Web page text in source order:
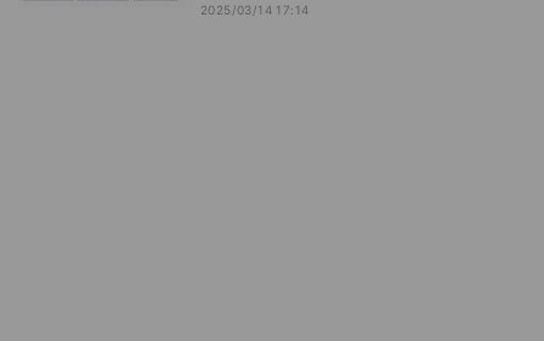
2025/03/14 17:14